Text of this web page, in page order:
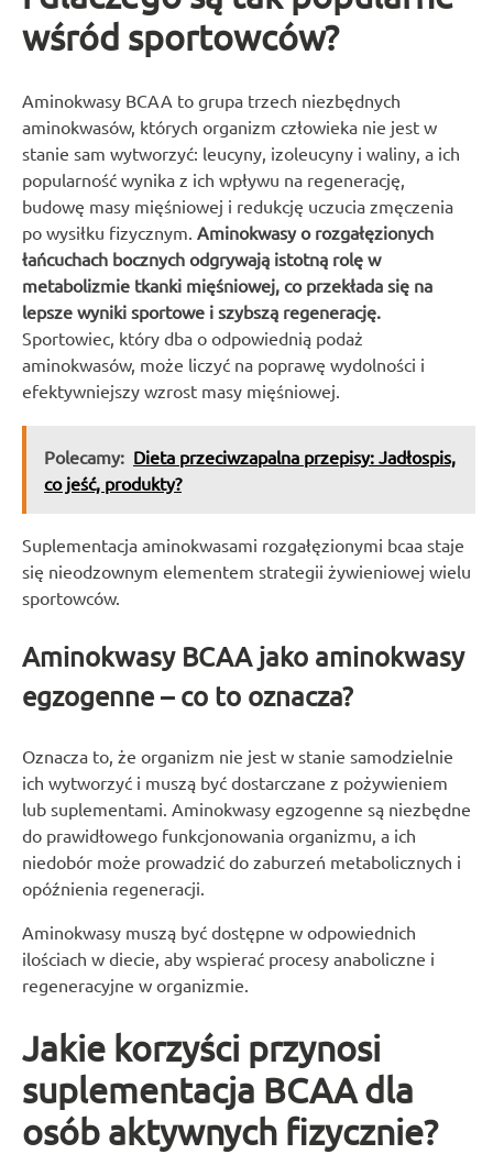
wśród sportowców?
Aminokwasy BCAA to grupa trzech niezbędnych
aminokwasów, których organizm człowieka nie jest w
stanie sam wytworzyć: leucyny, izoleucyny i waliny, a ich
popularność wynika z ich wpływu na regenerację,
budowę masy mięśniowej i redukcję uczucia zmęczenia
po wysiłku fizycznym. Aminokwasy o rozgałęzionych
łańcuchach bocznych odgrywają istotną rolę w
metabolizmie tkanki mięśniowej, co przekłada się na
lepsze wyniki sportowe i szybszą regenerację.
Sportowiec, który dba o odpowiednią podaż
aminokwasów, może liczyć na poprawę wydolności i
efektywniejszy wzrost masy mięśniowej.
Polecamy: Dieta przeciwzapalna przepisy: Jadłospis,
co jeść, produkty?
Suplementacja aminokwasami rozgałęzionymi bcaa staje
się nieodzownym elementem strategii żywieniowej wielu
sportowców.
Aminokwasy BCAA jako aminokwasy
egzogenne – co to oznacza?
Oznacza to, że organizm nie jest w stanie samodzielnie
ich wytworzyć i muszą być dostarczane z pożywieniem
lub suplementami. Aminokwasy egzogenne są niezbędne
do prawidłowego funkcjonowania organizmu, a ich
niedobór może prowadzić do zaburzeń metabolicznych i
opóźnienia regeneracji.
Aminokwasy muszą być dostępne w odpowiednich
ilościach w diecie, aby wspierać procesy anaboliczne i
regeneracyjne w organizmie.
Jakie korzyści przynosi
suplementacja BCAA dla
osób aktywnych fizycznie?